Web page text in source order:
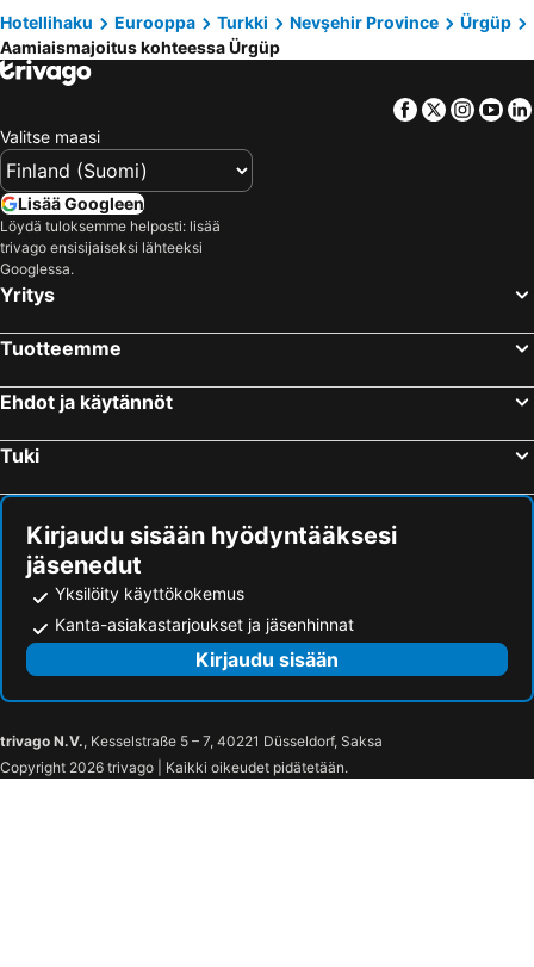
Hotellihaku Eurooppa Turkki Nevşehir Province
Ürgüp
Aamiaismajoitus kohteessa Ürgüp
Facebook
Twitter
Valitse maasi
Lisää Googleen
Löydä tuloksemme helposti: lisää
trivago ensisijaiseksi lähteeksi
Googlessa.
Yritys
Tuotteemme
Ehdot ja käytännöt
Tuki
Kirjaudu sisään hyödyntääksesi
jäsenedut
Yksilöity käyttökokemus
Kanta-asiakastarjoukset ja jäsenhinnat
Kirjaudu sisään
trivago N.V., Kesselstraße 5 – 7, 40221 Düsseldorf, Saksa
Copyright 2026 trivago | Kaikki oikeudet pidätetään.